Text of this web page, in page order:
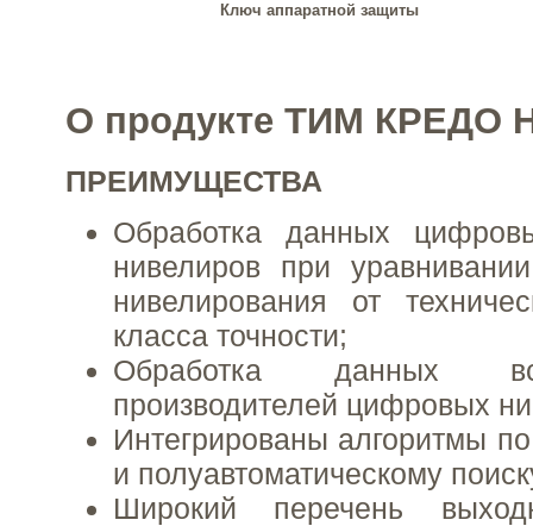
Ключ аппаратной защиты
О продукте ТИМ КРЕДО
ПРЕИМУЩЕСТВА
Обработка данных
нивелиров при уравнивании
нивелирования от
класса точности;
Обработка данных
производителей цифровых
Интегрированы алгоритмы
и полуавтоматическому
Широкий перечень